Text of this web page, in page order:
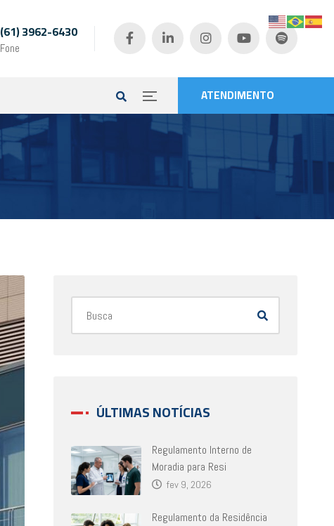
(61) 3962-6430
Fone
ATENDIMENTO
ÚLTIMAS NOTÍCIAS
Regulamento Interno de
Moradia para Resi
fev 9, 2026
Regulamento da Residência